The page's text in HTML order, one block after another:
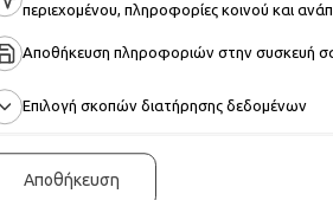
περιεχομένου, πληροφορίες κοινού και
Αποθήκευση πληροφοριών στην συσκευή
Επιλογή σκοπών διατήρησης δεδομένων
Αποθήκευση
ΘΕΣΣΑΛΟΝΙΚΗ